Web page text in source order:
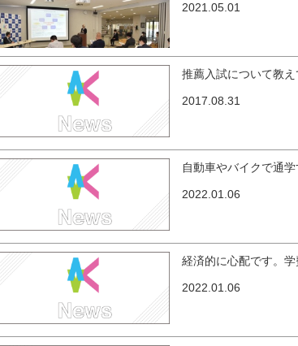
2021.05.01
推薦入試について教え
2017.08.31
自動車やバイクで通
2022.01.06
経済的に心配です。
2022.01.06